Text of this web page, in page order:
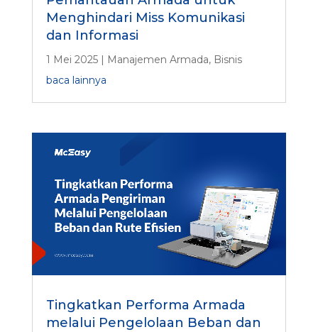
Menghindari Miss Komunikasi
dan Informasi
1 Mei 2025| Manajemen Armada, Bisnis
baca lainnya
Tingkatkan Performa Armada
melalui Pengelolaan Beban dan